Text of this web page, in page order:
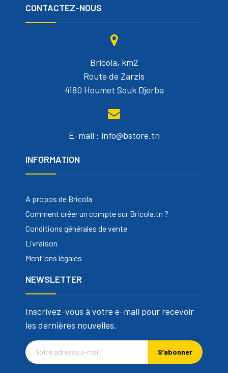
CONTACTEZ-NOUS
Bricola, km2
Route de Zarzis
4180 Houmet Souk Djerba
E-mail : info@bstore.tn
INFORMATION
A propos de Bricola
Comment créer un compte sur Bricola.tn ?
Conditions générales de vente
Livraison
Mentions légales
NEWSLETTER
Inscrivez-vous à votre e-mail pour recevoir
les dernières nouvelles.
S’abonner